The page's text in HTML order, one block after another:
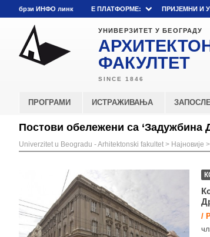
брзи ИНФО линк E ПЛАТФОРМЕ: ПРИЈЕМНИ И
УНИВЕРЗИТЕТ У БЕОГРАДУ
ФАКУЛТЕТ
ПРОГРАМИ ИСТРАЖИВАЊА
Постови обележени са ‘Задужбина
Univerzitet u Beogradu - Arhitektonski fakultet > Најновије >
/